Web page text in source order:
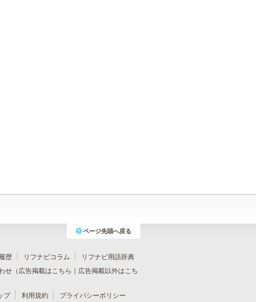
ページ先頭へ戻る
歴 リフナビコラム
リフナビ用語辞典
せ（広告掲載はこちら ｜ 広告掲載以外はこち
プ 利用規約 プライバシーポリシー